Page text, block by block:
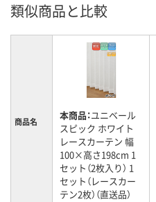
類似商品と比較
商品名 本商品：ユニベール
スピック ホワイト
レースカーテン 幅
100×高さ198cm 1
セット（2枚入り） 1
セット（レースカー
テン2枚）（直送品）